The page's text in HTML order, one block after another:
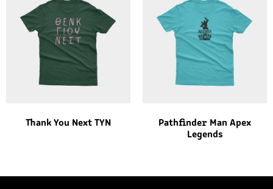
Thank You Next TYN
Pathfinder Man Apex
Legends